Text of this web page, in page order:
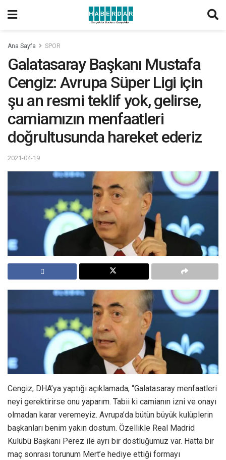
Ana Sayfa SPOR
Galatasaray Başkanı Mustafa
Cengiz: Avrupa Süper Ligi için
şu an resmi teklif yok, gelirse,
camiamızın menfaatleri
doğrultusunda hareket ederiz
2021-04-19
Cengiz, DHA’ya yaptığı açıklamada, “Galatasaray menfaatleri
neyi gerektirirse onu yaparım. Tabii ki camianın izni ve onayı
olmadan karar veremeyiz. Avrupa’da bütün büyük kulüplerin
başkanları benim yakın dostum. Özellikle Real Madrid
Kulübü Başkanı Perez ile ayrı bir dostluğumuz var. Hatta bir
maç sonrası torunum Mert’e hediye ettiği formayı